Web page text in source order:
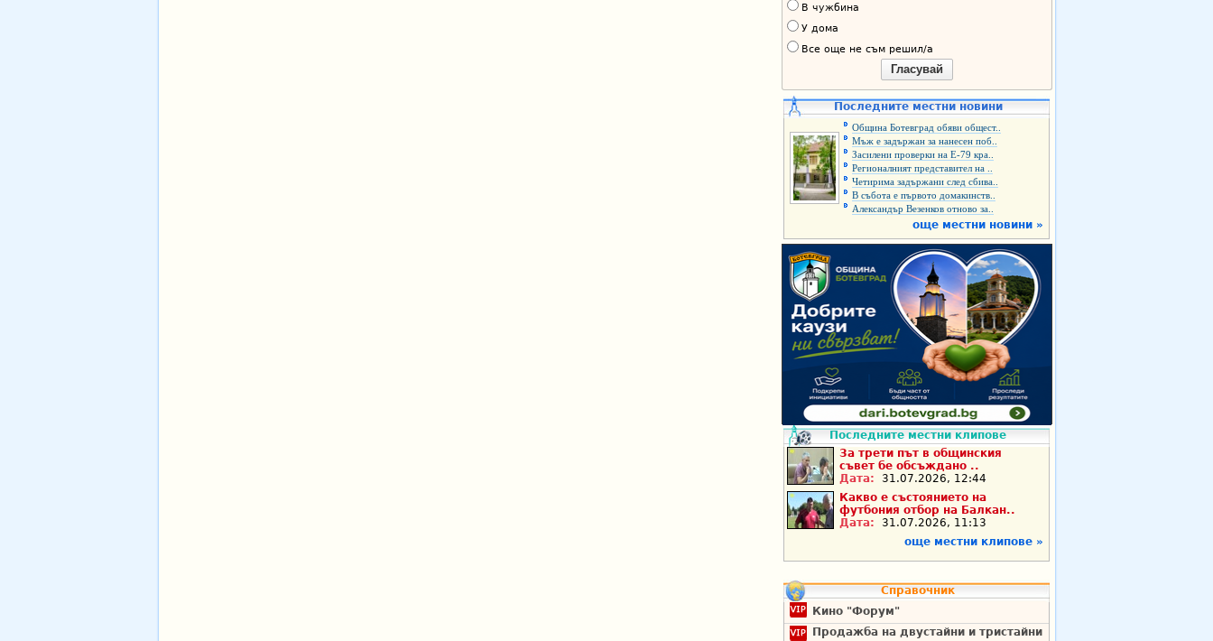
В чужбина
У дома
Все още не съм решил/а
Гласувай
Последните местни новини
Община Ботевград обяви общест..
Мъж е задържан за нанесен поб..
Засилени проверки на Е-79 кра..
Регионалният представител на ..
Четирима задържани след сбива..
В събота е първото домакинств..
Александър Везенков отново за..
още местни новини »
Последните местни клипове
За трети път в общинския
съвет бе обсъждано ..
Дата:
31.07.2026, 12:44
Какво е състоянието на
футбония отбор на Балкан..
Дата:
31.07.2026, 11:13
още местни клипове »
Справочник
Кино "Форум"
Продажба на двустайни и тристайни